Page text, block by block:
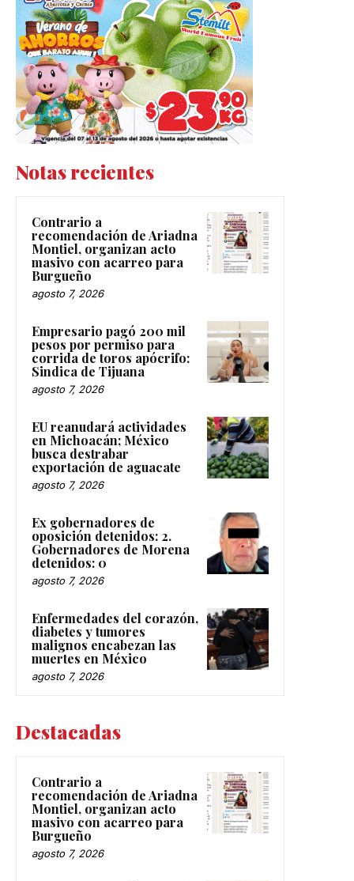
Notas recientes
Contrario a
recomendación de Ariadna
Montiel, organizan acto
masivo con acarreo para
Burgueño
agosto 7, 2026
Empresario pagó 200 mil
pesos por permiso para
corrida de toros apócrifo:
Sindica de Tijuana
agosto 7, 2026
EU reanudará actividades
en Michoacán; México
busca destrabar
exportación de aguacate
agosto 7, 2026
Ex gobernadores de
oposición detenidos: 2.
Gobernadores de Morena
detenidos: 0
agosto 7, 2026
Enfermedades del corazón,
diabetes y tumores
malignos encabezan las
muertes en México
agosto 7, 2026
Destacadas
Contrario a
recomendación de Ariadna
Montiel, organizan acto
masivo con acarreo para
Burgueño
agosto 7, 2026